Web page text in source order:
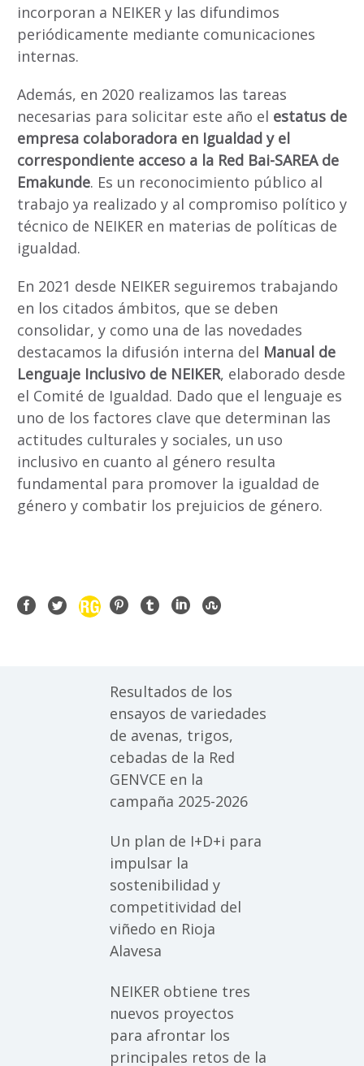
incorporan a NEIKER y las difundimos
periódicamente mediante comunicaciones
internas.
Además, en 2020 realizamos las tareas
necesarias para solicitar este año el estatus de
empresa colaboradora en Igualdad y el
correspondiente acceso a la Red Bai-SAREA de
Emakunde. Es un reconocimiento público al
trabajo ya realizado y al compromiso político y
técnico de NEIKER en materias de políticas de
igualdad.
En 2021 desde NEIKER seguiremos trabajando
en los citados ámbitos, que se deben
consolidar, y como una de las novedades
destacamos la difusión interna del Manual de
Lenguaje Inclusivo de NEIKER, elaborado desde
el Comité de Igualdad. Dado que el lenguaje es
uno de los factores clave que determinan las
actitudes culturales y sociales, un uso
inclusivo en cuanto al género resulta
fundamental para promover la igualdad de
género y combatir los prejuicios de género.
Resultados de los
ensayos de variedades
de avenas, trigos,
cebadas de la Red
GENVCE en la
campaña 2025-2026
Un plan de I+D+i para
impulsar la
sostenibilidad y
competitividad del
viñedo en Rioja
Alavesa
NEIKER obtiene tres
nuevos proyectos
para afrontar los
principales retos de la